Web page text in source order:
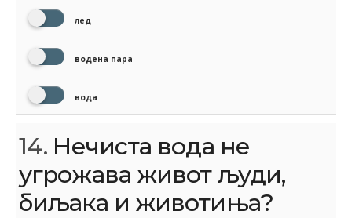
лед
водена пара
вода
14. Нечиста вода не
угрожава живот људи,
биљака и животиња?